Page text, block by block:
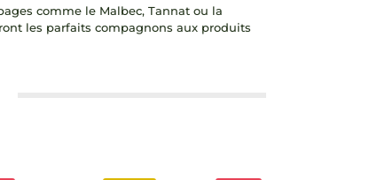
comme le Malbec, Tannat ou la
les parfaits compagnons aux produits